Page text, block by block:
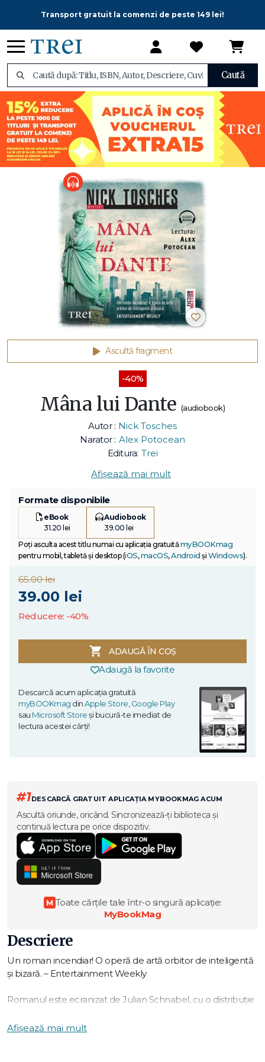
Transport gratuit la comenzi de peste 149 lei!
Caută
Ascultă fragment
-40%
Mâna lui Dante (audiobook)
Autor : Nick Tosches
Narator : Alex Potocean
Editura: Trei
Afișează mai mult
Formate disponibile
eBook
31.20 lei
Audiobook
39.00 lei
Poți asculta acest titlu numai cu aplicația gratuitămyBOOKmag
pentru mobil, tabletă și desktop (iOS,macOS,Android și Windows).
65.00 lei
39.00 lei
Reducere: -40%
ADAUGĂ ÎN COȘ
Adaugă la favorite
Descarcă acum aplicația gratuită
myBOOKmag dinApple Store,Google Play
sau Microsoft Storeși bucură-te imediat de
lectura acestei cărți!
#1DESCARCĂ GRATUIT APLICAȚIA MYBOOKMAG ACUM
Ascultă oriunde, oricând. Sincronizează-ți biblioteca și
continuă lectura pe orice dispozitiv.
M Toate cărțile tale într-o singură aplicație:
MyBookMag
Descriere
Un roman incendiar! O operă de artă orbitor de inteligentă
și bizară. – Entertainment Weekly
Romanul este ecranizat de Julian Schnabel, cu o distribuție
Malkovich, Martin Scorsese, Jason Momoa, Al Pacino, Louis
Afișează mai mult